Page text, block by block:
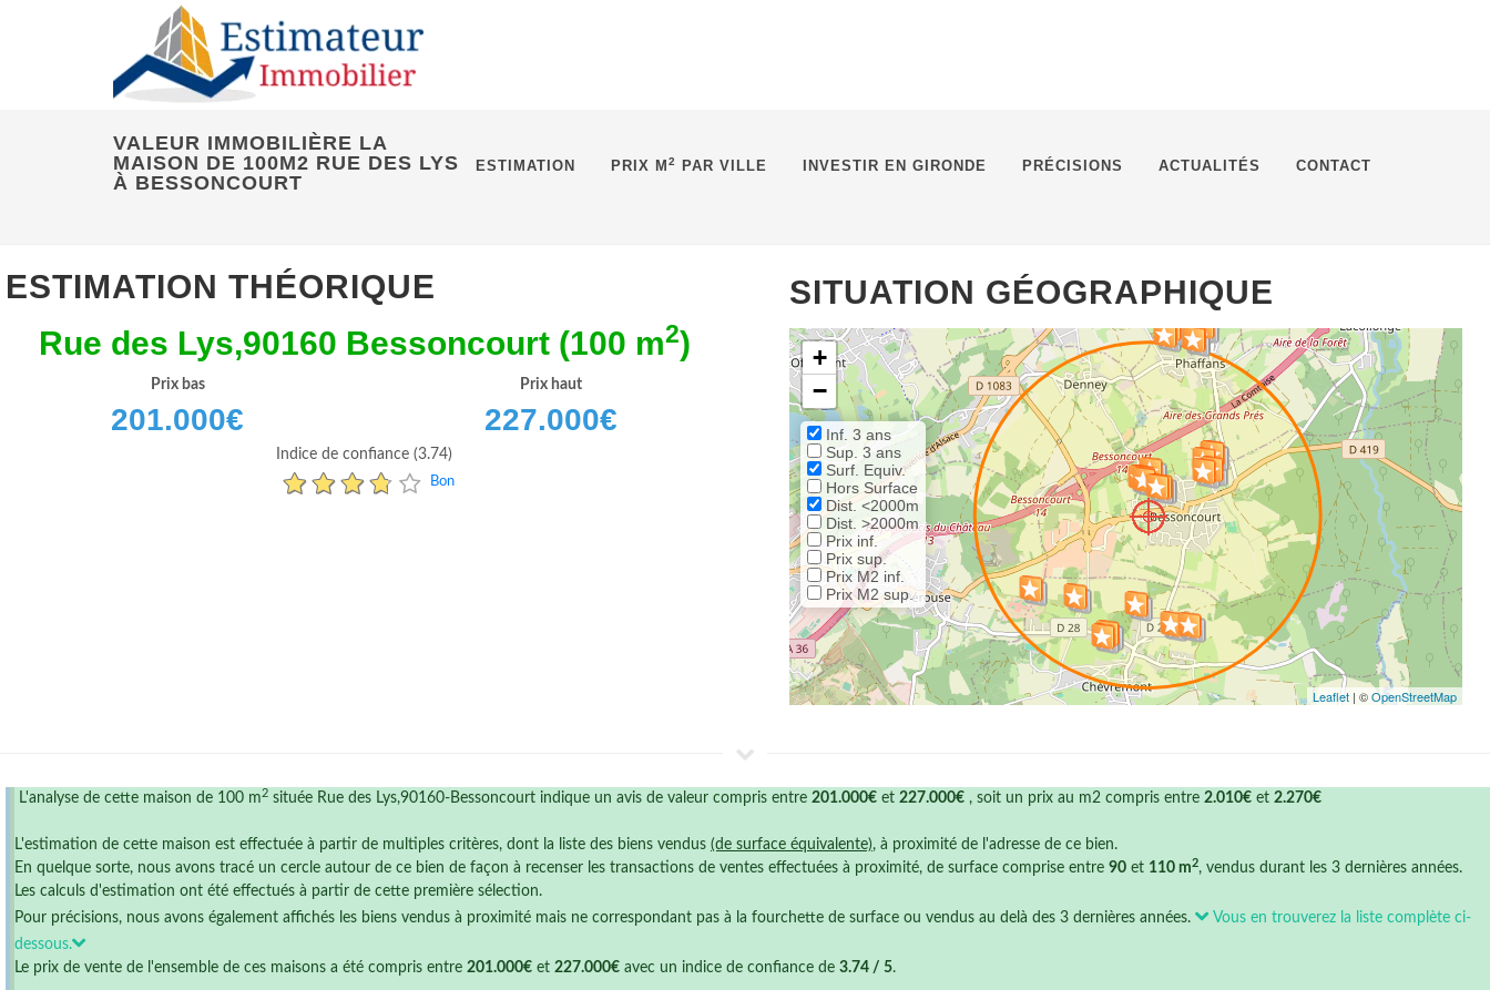
ESTIMATION PRIX M 2 PAR VILLE INVESTIR EN GIRONDE PRÉCISIONS ACTUALITÉS CONTACT
VALEUR IMMOBILIÈRE LA
MAISON DE 100M2 RUE DES LYS
À BESSONCOURT
ESTIMATION THÉORIQUE
Rue des Lys,90160 Bessoncourt (100 m2)
Prix bas
201.000€
Prix haut
227.000€
Indice de confiance (3.74)
Bon
SITUATION GÉOGRAPHIQUE
+
−
Inf. 3 ans
Sup. 3 ans
Surf. Equiv.
Hors Surface
Dist. <2000m
Dist. >2000m
Prix inf.
Prix sup.
Prix M2 inf.
Prix M2 sup.
Leaflet | ©OpenStreetMap
L'analyse de cette maison de 100 m 2 située Rue des Lys,90160-Bessoncourt indique un avis de valeur compris entre 201.000€ et 227.000€ , soit un prix au m2 compris entre 2.010€ et 2.270€
L'estimation de cette maison est effectuée à partir de multiples critères, dont la liste des biens vendus (de surface équivalente), à proximité de l'adresse de ce bien.
En quelque sorte, nous avons tracé un cercle autour de ce bien de façon à recenser les transactions de ventes effectuées à proximité, de surface comprise entre 90 et 110 m2, vendus durant les 3 dernières années.
Les calculs d'estimation ont été effectués à partir de cette première sélection.
Pour précisions, nous avons également affichés les biens vendus à proximité mais ne correspondant pas à la fourchette de surface ou vendus au delà des 3 dernières années.
Vous en trouverez la liste complète ci-
dessous.
Le prix de vente de l'ensemble de ces maisons a été compris entre 201.000€ et 227.000€ avec un indice de confiance de 3.74 / 5.